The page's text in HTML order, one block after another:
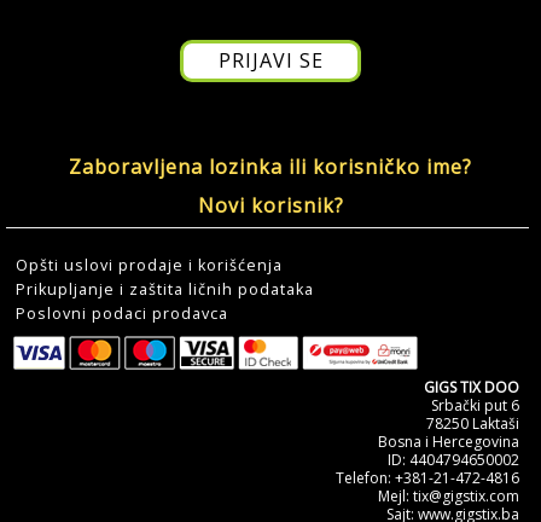
Zaboravljena lozinka ili korisničko ime?
Novi korisnik?
Opšti uslovi prodaje i korišćenja
Prikupljanje i zaštita ličnih podataka
Poslovni podaci prodavca
GIGS TIX DOO
Srbački put 6
78250 Laktaši
Bosna i Hercegovina
ID: 4404794650002
Telefon: +381-21-472-4816
Mejl: tix@gigstix.com
Sajt: www.gigstix.ba